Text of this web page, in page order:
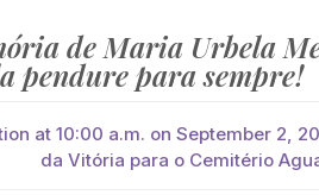
de Maria Urbela
pendure para sempre!
at 10:00 a.m. on September 2,
da Vitória para o Cemitério
paga de imediato com Paypal
Palma Cruz Coração
Coroa